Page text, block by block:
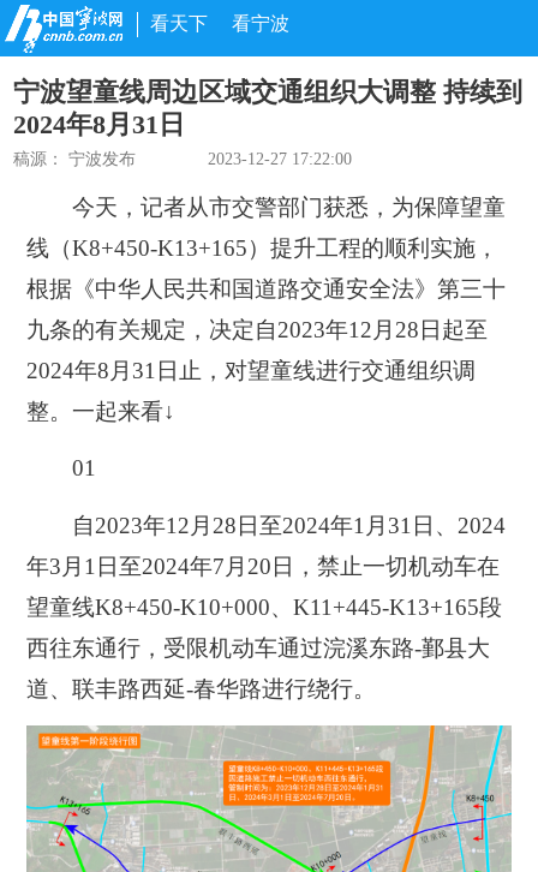
看天下 看宁波
宁波望童线周边区域交通组织大调整 持续到
2024年8月31日
稿源：宁波发布 2023-12-27 17:22:00
今天，记者从市交警部门获悉，为保障望童
线（K8+450-K13+165）提升工程的顺利实施，
根据《中华人民共和国道路交通安全法》第三十
九条的有关规定，决定自2023年12月28日起至
2024年8月31日止 ， 对望童线进行交通组织调
整。一起来看↓
01
自2023年12月28日至2024年1月31日 、 2024
年3月1日至2024年7月20日 ，禁止一切机动车在
望童线K8+450-K10+000、K11+445-K13+165段
西往东通行，受限机动车通过浣溪东路-鄞县大
道、联丰路西延-春华路进行绕行。